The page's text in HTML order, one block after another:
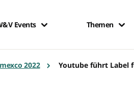
Events Themen
2022 Youtube führt Label